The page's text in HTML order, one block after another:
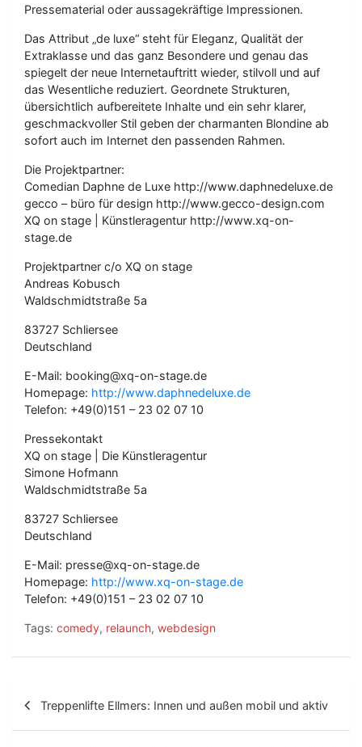
Pressematerial oder aussagekräftige Impressionen.
Das Attribut „de luxe“ steht für Eleganz, Qualität der
Extraklasse und das ganz Besondere und genau das
spiegelt der neue Internetauftritt wieder, stilvoll und auf
das Wesentliche reduziert. Geordnete Strukturen,
übersichtlich aufbereitete Inhalte und ein sehr klarer,
geschmackvoller Stil geben der charmanten Blondine ab
sofort auch im Internet den passenden Rahmen.
Die Projektpartner:
Comedian Daphne de Luxe http://www.daphnedeluxe.de
gecco – büro für design http://www.gecco-design.com
XQ on stage | Künstleragentur http://www.xq-on-
stage.de
Projektpartner c/o XQ on stage
Andreas Kobusch
Waldschmidtstraße 5a
83727 Schliersee
Deutschland
E-Mail: booking@xq-on-stage.de
Homepage: http://www.daphnedeluxe.de
Telefon: +49(0)151 – 23 02 07 10
Pressekontakt
XQ on stage | Die Künstleragentur
Simone Hofmann
Waldschmidtstraße 5a
83727 Schliersee
Deutschland
E-Mail: presse@xq-on-stage.de
Homepage: http://www.xq-on-stage.de
Telefon: +49(0)151 – 23 02 07 10
Tags: comedy, relaunch, webdesign
Treppenlifte Ellmers: Innen und außen mobil und aktiv